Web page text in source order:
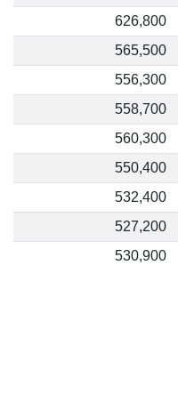
626,800
565,500
556,300
558,700
560,300
550,400
532,400
527,200
530,900